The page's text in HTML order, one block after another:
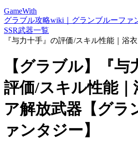
GameWith
グラブル攻略wiki｜グランブルーファ
SSR武器一覧
『与力十手』の評価/スキル性能｜浴
【グラブル】『与
評価/スキル性能｜
ア解放武器【グラ
ァンタジー】